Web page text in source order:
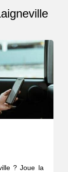
? Joue la